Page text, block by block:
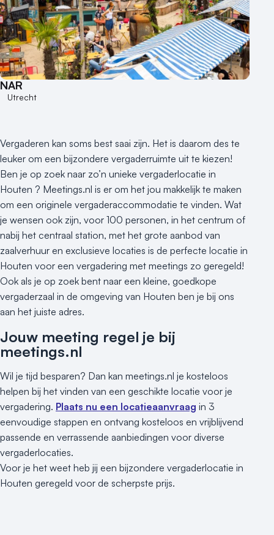
NAR
Utrecht
Vergaderen kan soms best saai zijn. Het is daarom des te
leuker om een bijzondere vergaderruimte uit te kiezen!
Ben je op zoek naar zo’n unieke vergaderlocatie in
Houten ? Meetings.nl is er om het jou makkelijk te maken
om een originele vergaderaccommodatie te vinden. Wat
je wensen ook zijn, voor 100 personen, in het centrum of
nabij het centraal station, met het grote aanbod van
zaalverhuur en exclusieve locaties is de perfecte locatie in
Houten voor een vergadering met meetings zo geregeld!
Ook als je op zoek bent naar een kleine, goedkope
vergaderzaal in de omgeving van Houten ben je bij ons
aan het juiste adres.
Jouw meeting regel je bij
meetings.nl
Wil je tijd besparen? Dan kan meetings.nl je kosteloos
helpen bij het vinden van een geschikte locatie voor je
vergadering. Plaats nu een locatieaanvraag in 3
eenvoudige stappen en ontvang kosteloos en vrijblijvend
passende en verrassende aanbiedingen voor diverse
vergaderlocaties.
Voor je het weet heb jij een bijzondere vergaderlocatie in
Houten geregeld voor de scherpste prijs.